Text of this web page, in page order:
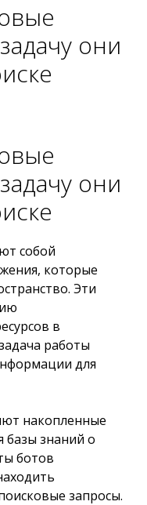
они
они
собой
которые
Эти
в
работы
для
накопленные
знаний о
ботов
запросы.